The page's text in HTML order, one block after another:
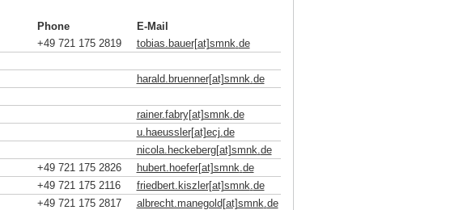
Phone
E-Mail
+49 721 175 2819 tobias.bauer[at]smnk.de
harald.bruenner[at]smnk.de
rainer.fabry[at]smnk.de
u.haeussler[at]ecj.de
nicola.heckeberg[at]smnk.de
+49 721 175 2826 hubert.hoefer[at]smnk.de
+49 721 175 2116 friedbert.kiszler[at]smnk.de
+49 721 175 2817 albrecht.manegold[at]smnk.de